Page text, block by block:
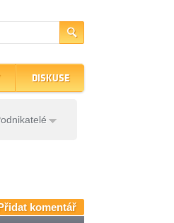
DISKUSE
komentář